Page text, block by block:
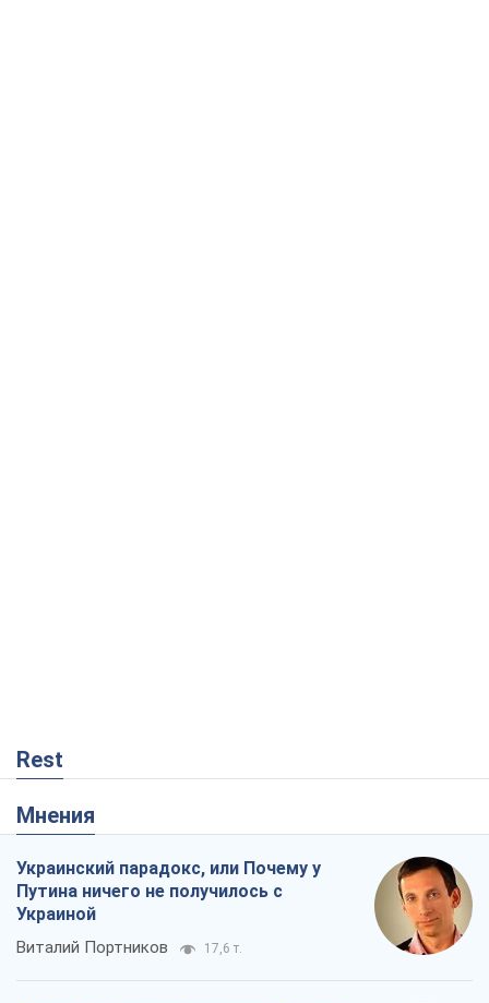
Rest
Мнения
Украинский парадокс, или Почему у
Путина ничего не получилось с
Украиной
Виталий Портников 17,6 т.